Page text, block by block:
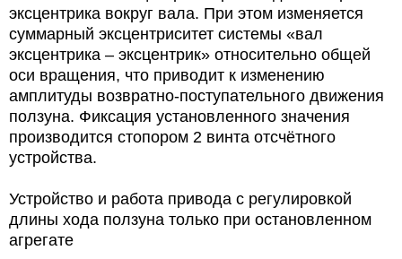
эксцентрика вокруг вала. При этом изменяется
суммарный эксцентриситет системы «вал
эксцентрика – эксцентрик» относительно общей
оси вращения, что приводит к изменению
амплитуды возвратно-поступательного движения
ползуна. Фиксация установленного значения
производится стопором 2 винта отсчётного
устройства.
Устройство и работа привода с регулировкой
длины хода ползуна только при остановленном
агрегате